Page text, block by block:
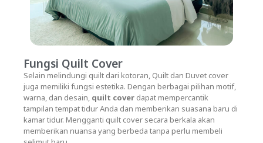
Fungsi Quilt Cover
Selain melindungi quilt dari kotoran, Quilt dan Duvet cover
juga memiliki fungsi estetika. Dengan berbagai pilihan motif,
warna, dan desain, quilt cover dapat mempercantik
tampilan tempat tidur Anda dan memberikan suasana baru di
kamar tidur. Mengganti quilt cover secara berkala akan
memberikan nuansa yang berbeda tanpa perlu membeli